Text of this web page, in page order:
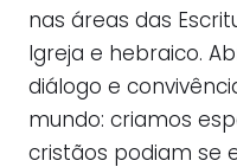
nas áreas das
Igreja e hebraico.
diálogo e
mundo: criamos
cristãos podiam se